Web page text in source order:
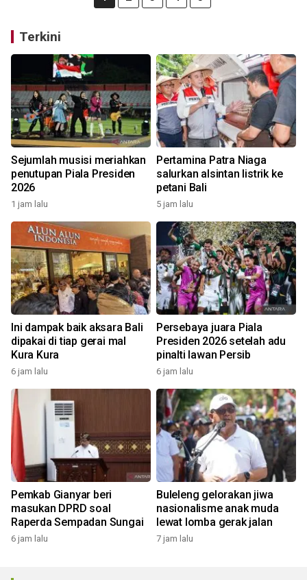
Terkini
Sejumlah musisi meriahkan
penutupan Piala Presiden
2026
1 jam lalu
Pertamina Patra Niaga
salurkan alsintan listrik ke
petani Bali
5 jam lalu
Ini dampak baik aksara Bali
dipakai di tiap gerai mal
Kura Kura
6 jam lalu
Persebaya juara Piala
Presiden 2026 setelah adu
pinalti lawan Persib
6 jam lalu
Pemkab Gianyar beri
masukan DPRD soal
Raperda Sempadan Sungai
6 jam lalu
Buleleng gelorakan jiwa
nasionalisme anak muda
lewat lomba gerak jalan
7 jam lalu